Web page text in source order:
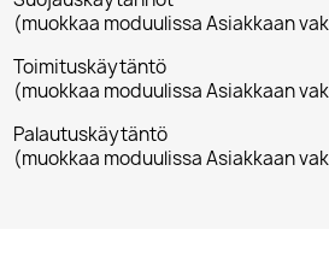
(muokkaa moduulissa Asiakkaan
Toimituskäytäntö
(muokkaa moduulissa Asiakkaan
Palautuskäytäntö
(muokkaa moduulissa Asiakkaan